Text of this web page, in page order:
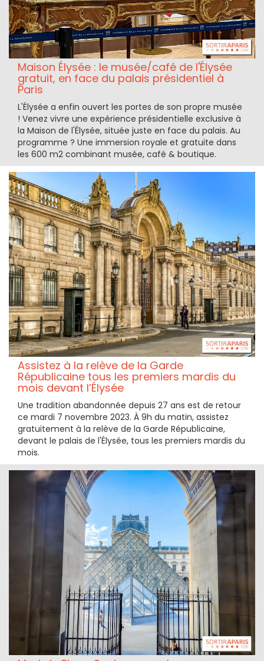
Maison Élysée : le musée/café de l'Élysée
gratuit, en face du palais présidentiel à
Paris
L'Élysée a enfin ouvert les portes de son propre musée
! Venez vivre une expérience présidentielle exclusive à
la Maison de l'Élysée, située juste en face du palais. Au
programme ? Une immersion royale et gratuite dans
les 600 m2 combinant musée, café & boutique.
Assistez à la relève de la Garde
Républicaine tous les premiers mardis du
mois devant l’Élysée
Une tradition abandonnée depuis 27 ans est de retour
ce mardi 7 novembre 2023. À 9h du matin, assistez
gratuitement à la relève de la Garde Républicaine,
devant le palais de l'Élysée, tous les premiers mardis du
mois.